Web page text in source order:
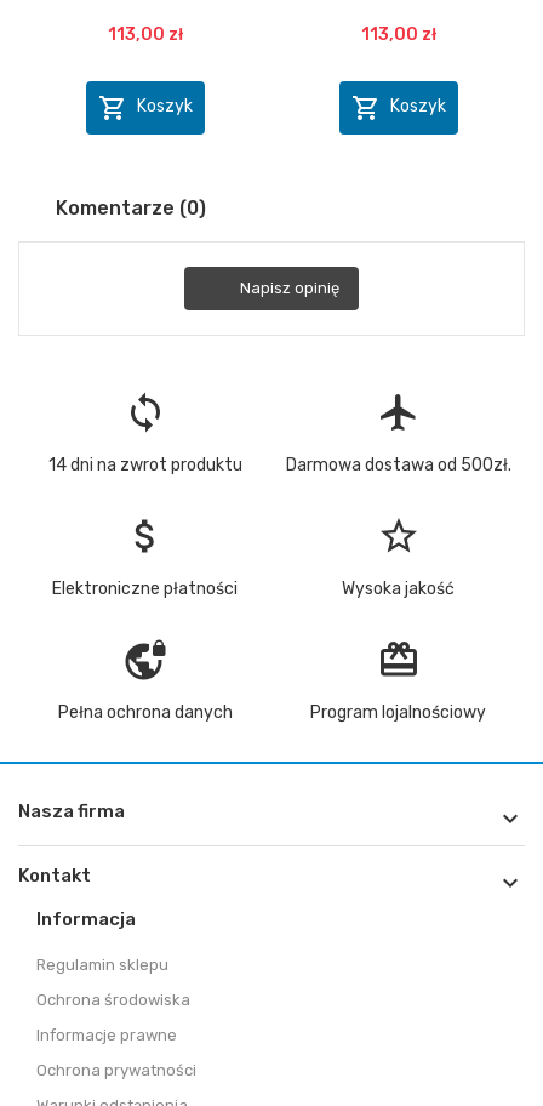
113,00 zł
 Koszyk
113,00 zł
 Koszyk
Komentarze (0)
Napisz opinię
loop
14 dni na zwrot produktu
flight
Darmowa dostawa od 500zł.
attach_money
Elektroniczne płatności
star_border
Wysoka jakość
vpn_lock
Pełna ochrona danych
redeem
Program lojalnościowy
Nasza firma 
Kontakt 
Informacja
Regulamin sklepu
Ochrona środowiska
Informacje prawne
Ochrona prywatności